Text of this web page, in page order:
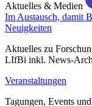
Aktuelles & Medien
Im Austausch, damit
Neuigkeiten
Aktuelles zu
LIfBi inkl. News-
Veranstaltungen
Tagungen, Events